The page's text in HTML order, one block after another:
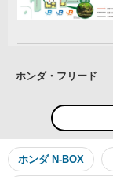
ホンダ・フリード
ホンダ N-BOX